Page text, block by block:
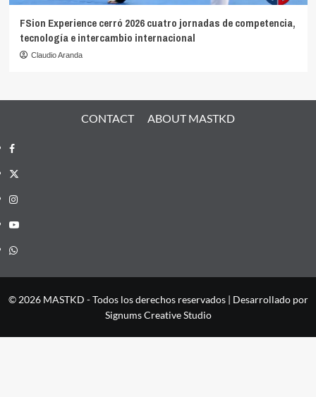
FSion Experience cerró 2026 cuatro jornadas de competencia,
tecnología e intercambio internacional
Claudio Aranda
CONTACT ABOUT MASTKD
Facebook
X
Instagram
YouTube
Whatsapp